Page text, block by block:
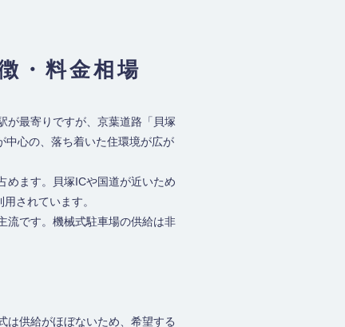
・料金相場
が最寄りですが、京葉道路「貝塚
中心の、落ち着いた住環境が広が
めます。貝塚ICや国道が近いため
されています。
流です。機械式駐車場の供給は非
は供給がほぼないため、希望する